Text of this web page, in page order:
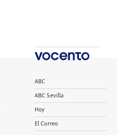
ABC
ABC Sevilla
Hoy
El Correo